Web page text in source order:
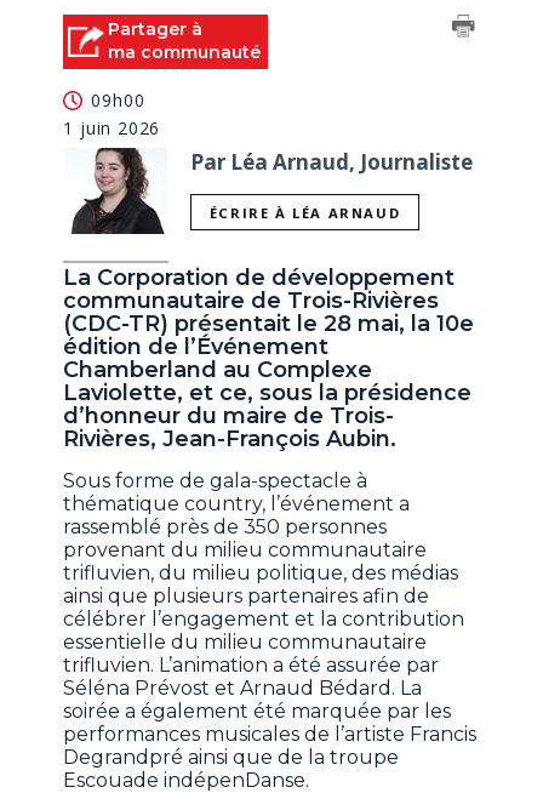
Partager à
ma communauté
09h00
1 juin 2026
Par Léa Arnaud, Journaliste
ÉCRIRE À LÉA ARNAUD
La Corporation de développement
communautaire de Trois-Rivières
(CDC-TR) présentait le 28 mai, la 10e
édition de l’Événement
Chamberland au Complexe
Laviolette, et ce, sous la présidence
d’honneur du maire de Trois-
Rivières, Jean-François Aubin.
Sous forme de gala-spectacle à
thématique country, l’événement a
rassemblé près de 350 personnes
provenant du milieu communautaire
trifluvien, du milieu politique, des médias
ainsi que plusieurs partenaires afin de
célébrer l’engagement et la contribution
essentielle du milieu communautaire
trifluvien. L’animation a été assurée par
Séléna Prévost et Arnaud Bédard. La
soirée a également été marquée par les
performances musicales de l’artiste Francis
Degrandpré ainsi que de la troupe
Escouade indépenDanse.